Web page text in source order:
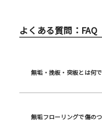
よくある質問：FAQ
無垢・挽板・突板とは何
無垢フローリングで傷の